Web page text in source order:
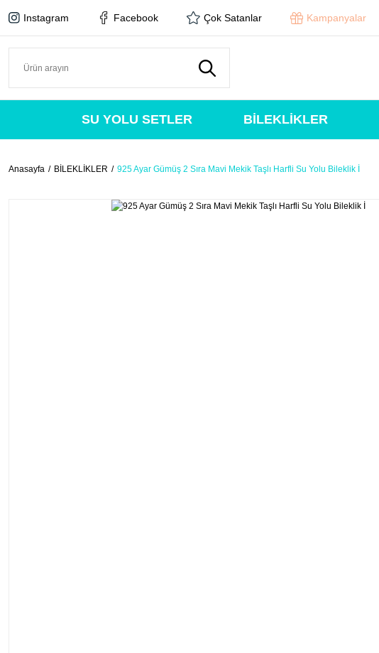
Instagram Facebook Çok Satanlar Kampanyalar
SU YOLU SETLER BİLEKLİKLER
Anasayfa BİLEKLİKLER 925 Ayar Gümüş 2 Sıra Mavi Mekik Taşlı Harfli Su Yolu Bileklik İ